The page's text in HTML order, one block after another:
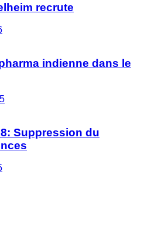
recrute
indienne dans le
5
Suppression du